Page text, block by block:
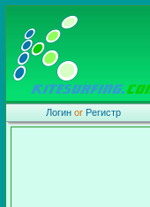
Логин or Регистр